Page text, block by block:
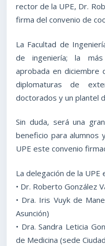
rector de la UPE, Dr.
firma del convenio de
La Facultad de
de ingeniería; la más
aprobada en diciembre
diplomaturas de
doctorados y un plantel
Sin duda, será una
beneficio para alumnos
UPE este convenio
La delegación de la
• Dr. Roberto González
• Dra. Iris Vuyk de
Asunción)
• Dra. Sandra Leticia
de Medicina (sede